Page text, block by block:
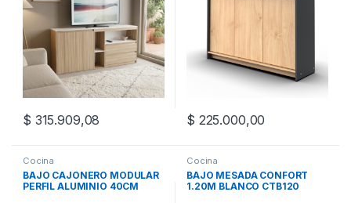
$ 315.909,08 $ 225.000,00
Este producto tiene múltiples
Cocina
BAJO CAJONERO MODULAR
PERFIL ALUMINIO 40CM
Cocina
BAJO MESADA CONFORT
1.20M BLANCO CTB120